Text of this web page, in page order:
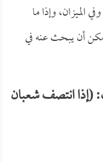
وإذا ما
أن يبحث عنه في
(إذا انتصف شعبان